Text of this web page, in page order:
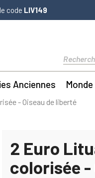
code LIV149
Anciennes Monde
- Oiseau de liberté
2 Euro
colorisée -